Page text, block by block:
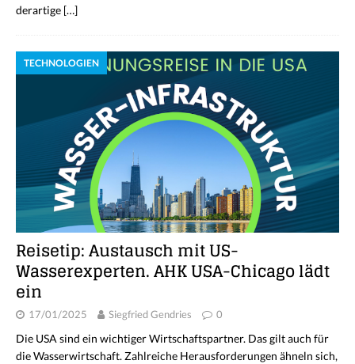
derartige […]
TECHNOLOGIEN
Reisetip: Austausch mit US-
Wasserexperten. AHK USA-Chicago lädt
ein
17/01/2025 Siegfried Gendries 0
Die USA sind ein wichtiger Wirtschaftspartner. Das gilt auch für
die Wasserwirtschaft. Zahlreiche Herausforderungen ähneln sich,